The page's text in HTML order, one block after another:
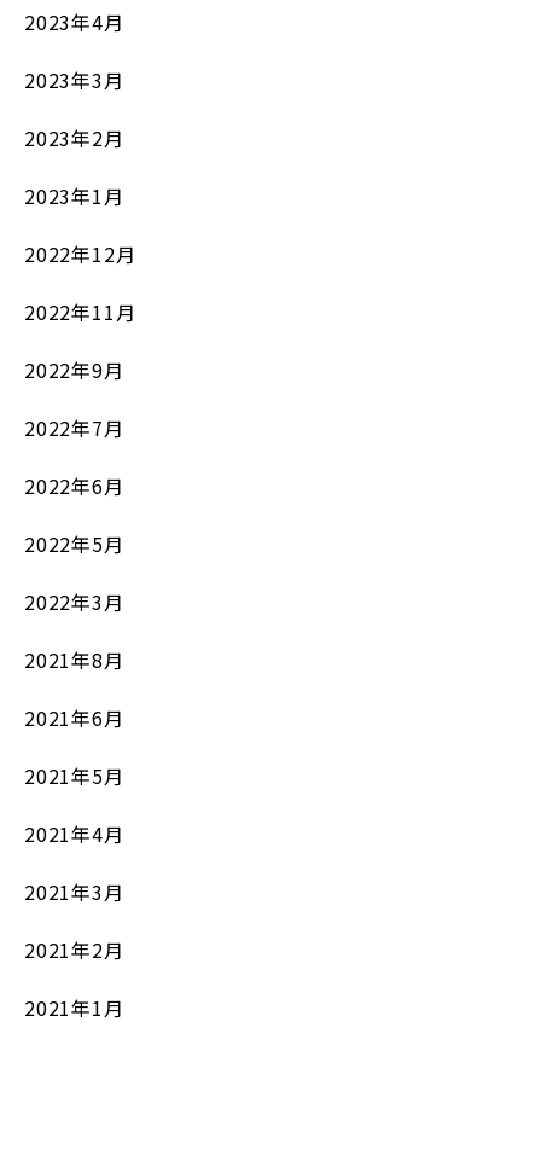
2023年4月
2023年3月
2023年2月
2023年1月
2022年12月
2022年11月
2022年9月
2022年7月
2022年6月
2022年5月
2022年3月
2021年8月
2021年6月
2021年5月
2021年4月
2021年3月
2021年2月
2021年1月